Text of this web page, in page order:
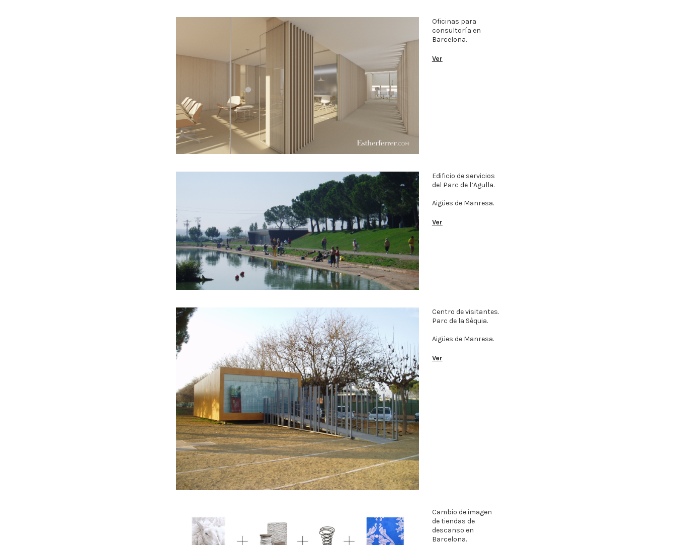
Oficinas para
consultoría en
Barcelona.
Ver
Edificio de servicios
del Parc de l’Agulla.
Aigües de Manresa.
Ver
Centro de visitantes.
Parc de la Sèquia.
Aigües de Manresa.
Ver
Cambio de imagen
de tiendas de
descanso en
Barcelona.